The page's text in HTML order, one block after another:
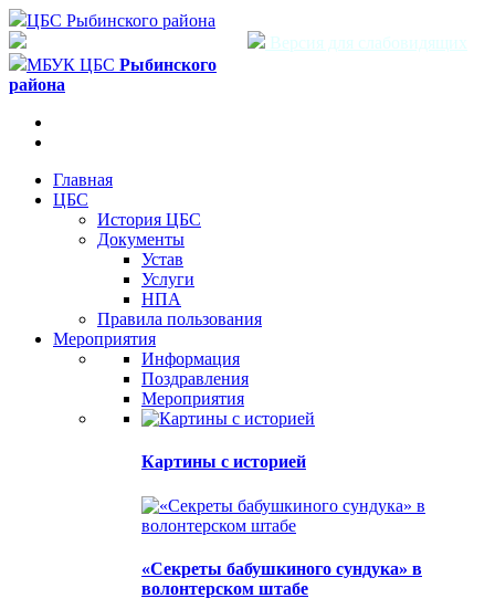
ЦБС Рыбинского района
Версия для слабовидящих
МБУК ЦБС Рыбинского
района
Главная
ЦБС
История ЦБС
Документы
Устав
Услуги
НПА
Правила пользования
Мероприятия
Информация
Поздравления
Мероприятия
Картины с историей
«Секреты бабушкиного сундука» в
волонтерском штабе